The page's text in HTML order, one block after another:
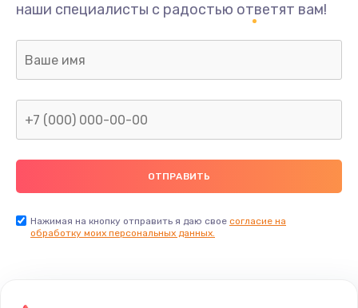
наши специалисты с радостью ответят вам!
Нажимая на кнопку отправить я даю свое согласие на
обработку моих персональных данных.